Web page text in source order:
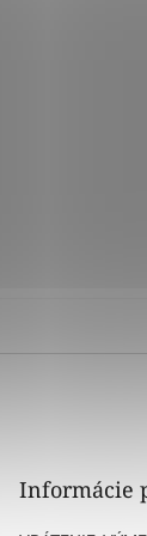
Informácie